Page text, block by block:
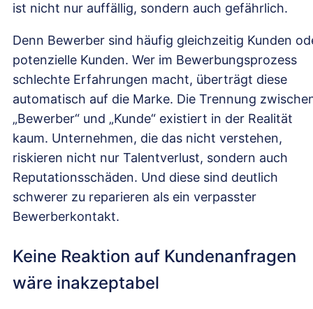
ist nicht nur auffällig, sondern auch gefährlich.
Denn Bewerber sind häufig gleichzeitig Kunden
potenzielle Kunden. Wer im Bewerbungsprozess
schlechte Erfahrungen macht, überträgt diese
automatisch auf die Marke. Die Trennung
„Bewerber“ und „Kunde“ existiert in der Realität
kaum. Unternehmen, die das nicht verstehen,
riskieren nicht nur Talentverlust, sondern auch
Reputationsschäden. Und diese sind deutlich
schwerer zu reparieren als ein verpasster
Bewerberkontakt.
Keine Reaktion auf Kundenanfragen
wäre inakzeptabel